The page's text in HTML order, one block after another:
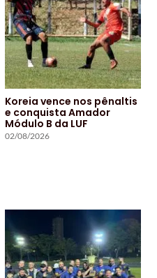
Koreia vence nos pênaltis
e conquista Amador
Módulo B da LUF
02/08/2026